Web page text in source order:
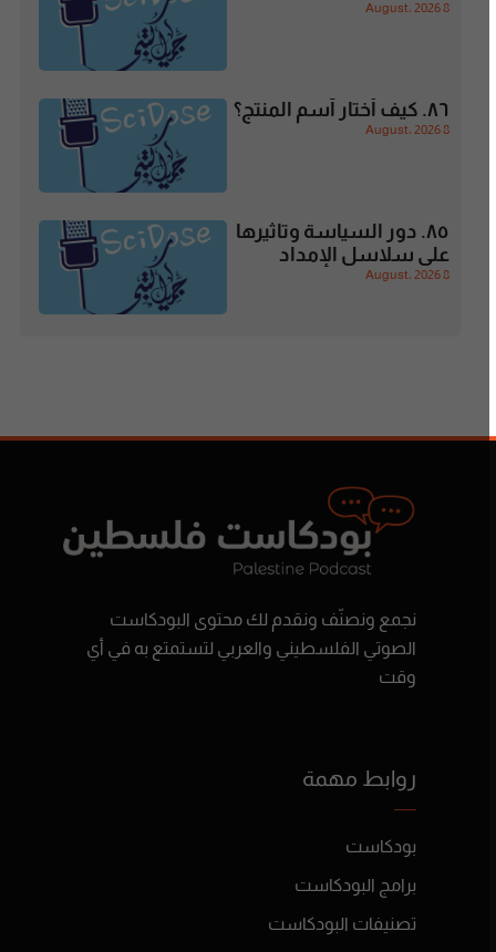
8 August، 2026
٨٦. كيف أختار آسم المنتج؟
8 August، 2026
٨٥. دور السياسة وتاثيرها
على سلاسل الإمداد
8 August، 2026
نجمع ونصنّف ونقدم لك محتوى البودكاست
الصوتي الفلسطيني والعربي لتستمتع به في أي
وقت
روابط مهمة
بودكاست
برامج البودكاست
تصنيفات البودكاست